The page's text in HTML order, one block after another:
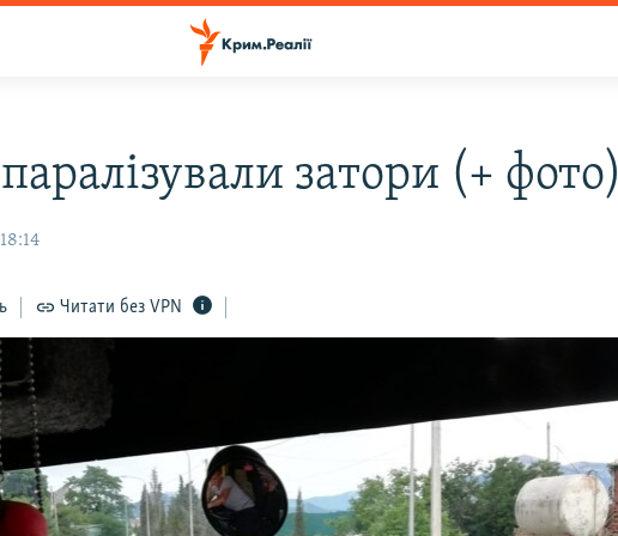
затори (+ фото)
Читати без VPN